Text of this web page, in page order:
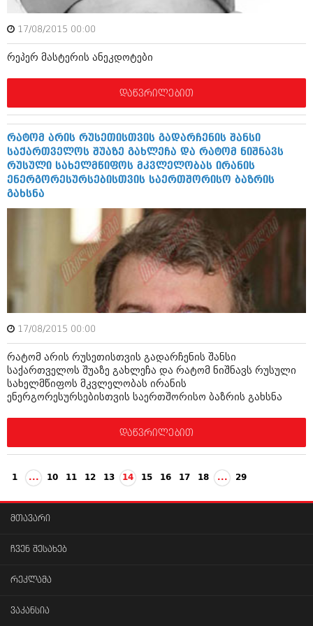
ივნისი 2010 (685)
აპრილი 2010 (229)
თებერვალი 2010 (421)
დეკემბერი 2009 (510)
ოქტომბერი 2009 (382)
სექტემბერი 2009 (541)
აგვისტო 2009 (14)
ივლისი 2009 (118)
თებერვალი 0216 (1)
აგვისტო 0215 (2)
აგვისტო 0212 (1)
ივნისი 0212 (2)
ნოემბერი 0201 (1)
17/08/2015 00:00
რეპერ მასტერის ანეკდოტები
დაწვრილებით
რატომ არის რუსეთისთვის გადარჩენის შანსი
საქართველოს შუაზე გახლეჩა და რატომ ნიშნავს
რუსული სახელმწიფოს მკვლელობას ირანის
ენერგორესურსებისთვის საერთშორისო ბაზრის
გახსნა
17/08/2015 00:00
რატომ არის რუსეთისთვის გადარჩენის შანსი
საქართველოს შუაზე გახლეჩა და რატომ ნიშნავს რუსული
სახელმწიფოს მკვლელობას ირანის
ენერგორესურსებისთვის საერთშორისო ბაზრის გახსნა
დაწვრილებით
1 ... 10 11 12 13 14 15 16 17 18 ... 29
მთავარი
ჩვენ შესახებ
რეკლამა
ვაკანსია